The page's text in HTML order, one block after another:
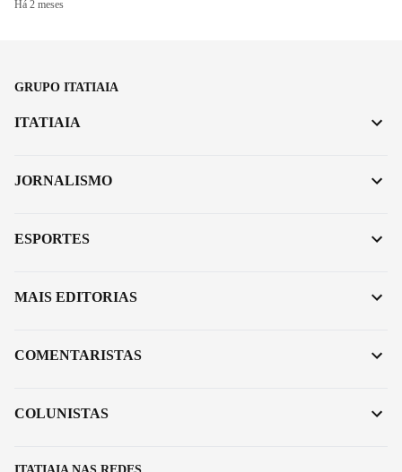
Há 2 meses
GRUPO ITATIAIA
ITATIAIA
JORNALISMO
ESPORTES
MAIS EDITORIAS
COMENTARISTAS
COLUNISTAS